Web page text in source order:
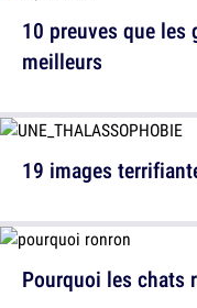
19 images
10 preuves que les
meilleurs
Pourquoi les chats